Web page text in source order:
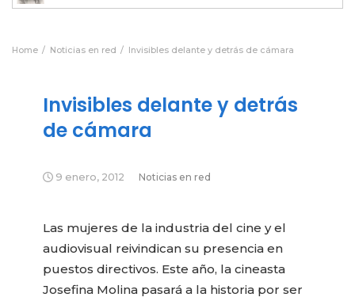
Home Noticias en red Invisibles delante y detrás de cámara
Invisibles delante y detrás
de cámara
9 enero, 2012 Noticias en red
Las mujeres de la industria del cine y el
audiovisual reivindican su presencia en
puestos directivos. Este año, la cineasta
Josefina Molina pasará a la historia por ser